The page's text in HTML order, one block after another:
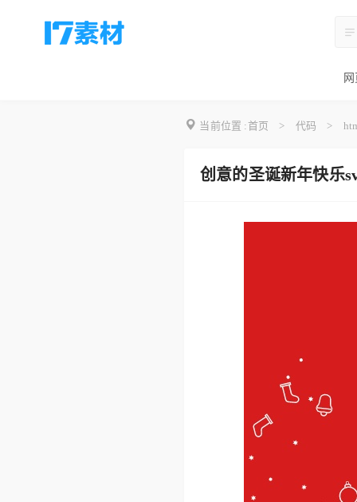
当前位置 :首页 > 代码 >
创意的圣诞新年快乐